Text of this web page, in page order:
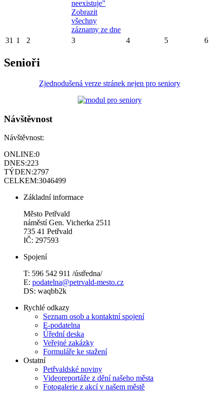
neexistuje"
Zobrazit
všechny
záznamy ze dne
31 1 2 3 4 5 6
Senioři
Zjednodušená verze stránek nejen pro seniory
Návštěvnost
Návštěvnost:
ONLINE:0
DNES:223
TÝDEN:2797
CELKEM:3046499
Základní informace
Město Petřvald
náměstí Gen. Vicherka 2511
735 41 Petřvald
IČ: 297593
Spojení
T: 596 542 911 /ústředna/
E: podatelna@petrvald-mesto.cz
DS: waqbb2k
Rychlé odkazy
Seznam osob a kontaktní spojení
E-podatelna
Úřední deska
Veřejné zakázky
Formuláře ke stažení
Ostatní
Petřvaldské noviny
Videoreportáže z dění našeho města
Fotogalerie z akcí v našem městě